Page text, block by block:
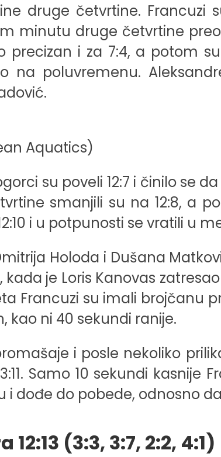
druge četvrtine. Francuzi
minutu druge četvrtine
i za 7:4, a potom
na poluvremenu.
Aquatics)
su poveli 12:7 i činilo se
smanjili su na 12:8, a
i u potpunosti se vratili u
Holoda i Dušana
je Loris Kanovas
Francuzi su imali brojčanu
kao ni 40 sekundi ranije.
i posle nekoliko
Samo 10 sekundi
dođe do pobede, odnosno
(3:3, 3:7, 2:2, 4:1)